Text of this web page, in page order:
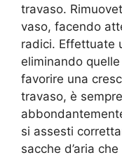
travaso.
vaso, facendo
radici. Effettuate
eliminando
favorire una
travaso, è
si assesti
sacche d’aria